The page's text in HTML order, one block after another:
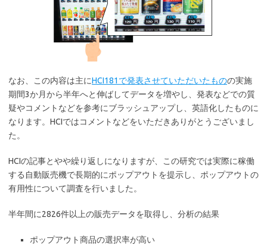
なお、この内容は主にHCI181で発表させていただいたものの実施
期間3か月から半年へと伸ばしてデータを増やし、発表などでの質
疑やコメントなどを参考にブラッシュアップし、英語化したものに
なります。HCIではコメントなどをいただきありがとうございまし
た。
HCIの記事とやや繰り返しになりますが、この研究では実際に稼働
する自動販売機で長期的にポップアウトを提示し、ポップアウトの
有用性について調査を行いました。
半年間に2826件以上の販売データを取得し、分析の結果
ポップアウト商品の選択率が高い